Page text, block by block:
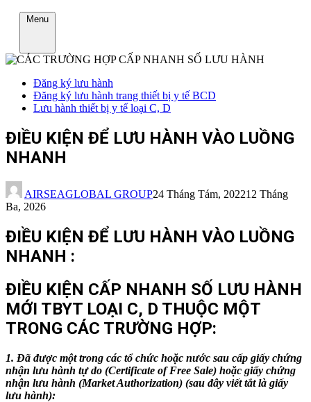
Menu
Đăng ký lưu hành
Đăng ký lưu hành trang thiết bị y tế BCD
Lưu hành thiết bị y tế loại C, D
ĐIỀU KIỆN ĐỂ LƯU HÀNH VÀO LUỒNG
NHANH
AIRSEAGLOBAL GROUP24 Tháng Tám, 202212 Tháng
Ba, 2026
ĐIỀU KIỆN ĐỂ LƯU HÀNH VÀO LUỒNG
NHANH :
ĐIỀU KIỆN CẤP NHANH SỐ LƯU HÀNH
MỚI TBYT LOẠI C, D THUỘC MỘT
TRONG CÁC TRƯỜNG HỢP:
1. Đã được một trong các tổ chức hoặc nước sau cấp giấy chứng
nhận lưu hành tự do (Certificate of Free Sale) hoặc giấy chứng
nhận lưu hành (Market Authorization) (sau đây viết tắt là giấy
lưu hành):